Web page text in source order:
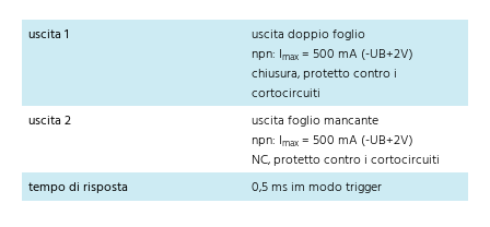
uscita 1
uscita doppio foglio
npn: Imax = 500 mA (-UB+2V)
chiusura, protetto contro i
cortocircuiti
uscita 2
uscita foglio mancante
npn: Imax = 500 mA (-UB+2V)
NC, protetto contro i cortocircuiti
tempo di risposta
0,5 ms im modo trigger